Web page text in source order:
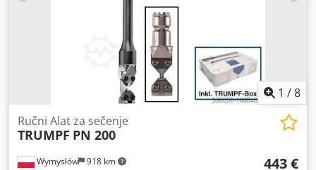
1 /8
Wymysłów 918 km
Ručni Alat za sečenje
TRUMPF PN 200
443 €